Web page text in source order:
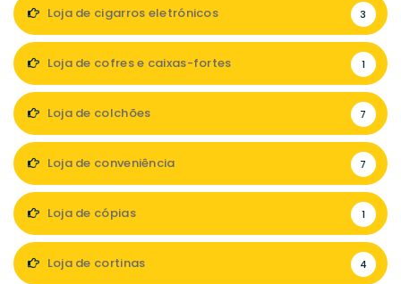
Loja de cigarros eletrónicos 3
Loja de cofres e caixas-fortes 1
Loja de colchões 7
Loja de conveniência 7
Loja de cópias 1
Loja de cortinas 4